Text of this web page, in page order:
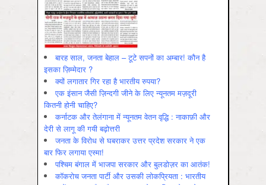
बारह साल, जनता बेहाल – टूटे सपनों का अम्बार! कौन है
इसका ज़िम्मेदार ?
क्यों लगातार गिर रहा है भारतीय रुपया?
एक इंसान जैसी ज़िन्दगी जीने के लिए न्यूनतम मज़दूरी
कितनी होनी चाहिए?
कर्नाटक और तेलंगाना में न्यूनतम वेतन वृद्धि : नाकाफ़ी और
देरी से लागू की गयी बढ़ोत्तरी
जनता के विरोध से घबराकर उत्तर प्रदेश सरकार ने एक
बार फिर लगाया एस्मा!
पश्चिम बंगाल में भाजपा सरकार और बुलडोज़र का आतंक!
कॉकरोच जनता पार्टी और उसकी लोकप्रियता : भारतीय